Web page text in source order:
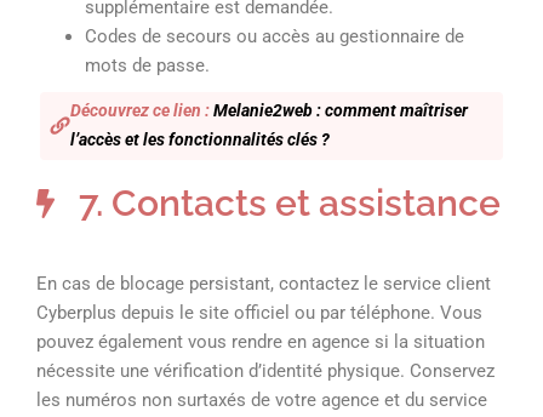
supplémentaire est demandée.
Codes de secours ou accès au gestionnaire de
mots de passe.
Découvrez ce lien :Melanie2web : comment maîtriser
l’accès et les fonctionnalités clés ?
7. Contacts et assistance
En cas de blocage persistant, contactez le service client
Cyberplus depuis le site officiel ou par téléphone. Vous
pouvez également vous rendre en agence si la situation
nécessite une vérification d’identité physique. Conservez
les numéros non surtaxés de votre agence et du service